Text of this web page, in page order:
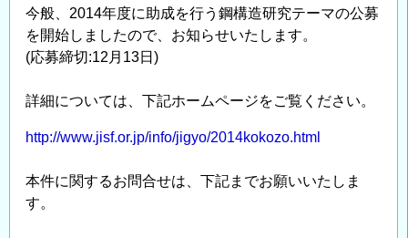
今般、2014年度に助成を行う鋼構造研究テーマの公募
を開始しましたので、お知らせいたします。
(応募締切:12月13日)
詳細については、下記ホームページをご覧ください。
http://www.jisf.or.jp/info/jigyo/2014kokozo.html
本件に関するお問合せは、下記までお願いいたしま
す。